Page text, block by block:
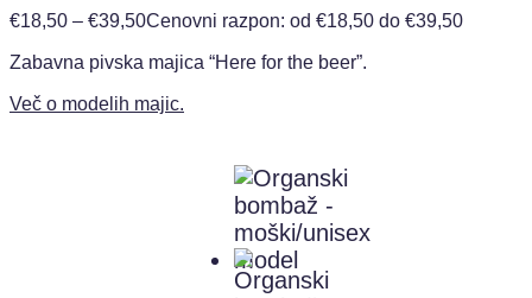
€18,50 – €39,50Cenovni razpon: od €18,50 do €39,50
Zabavna pivska majica “Here for the beer”.
Več o modelih majic.